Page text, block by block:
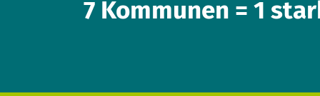
7 Kommunen = 1